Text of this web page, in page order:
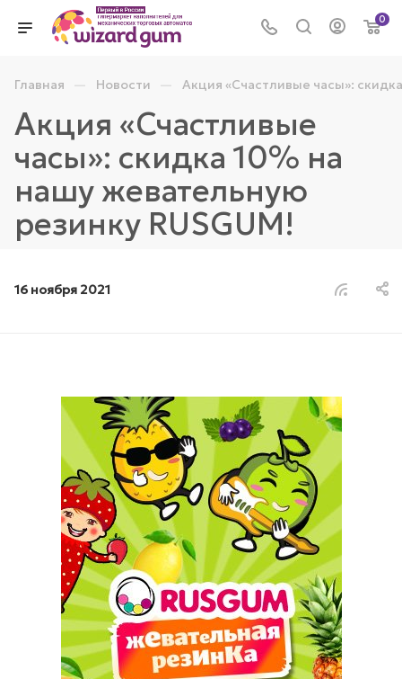
0
Главная — Новости — Акция «Счастливые часы»:
Акция «Счастливые
часы»: скидка 10% на
нашу жевательную
резинку RUSGUM!
16 ноября 2021